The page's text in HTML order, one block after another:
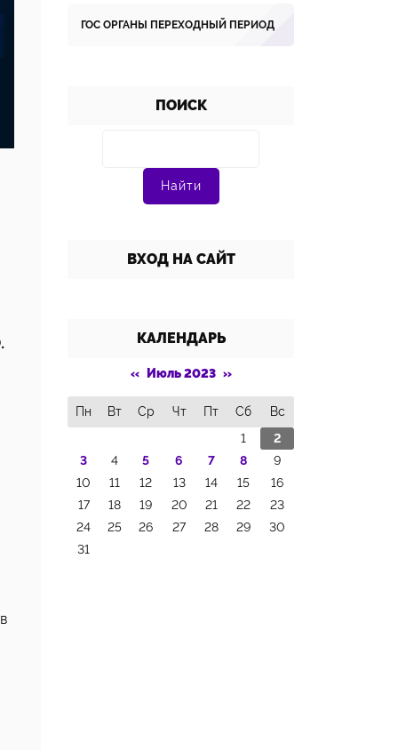
ГОС ОРГАНЫ ПЕРЕХОДНЫЙ ПЕРИОД
ПОИСК
ВХОД НА САЙТ
КАЛЕНДАРЬ
« Июль 2023 »
Пн Вт Ср Чт Пт Сб
Вс
1
2
3
4 5 6 7 8
9
10
11 12 13 14 15
16
17
18 19 20 21 22
23
24
25 26 27 28 29
30
31